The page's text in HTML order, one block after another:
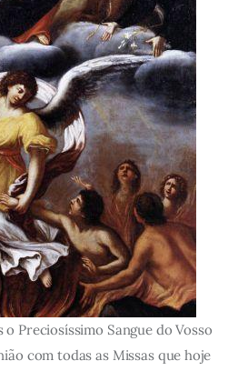
Preciosíssimo Sangue do Vosso
com todas as Missas que hoje